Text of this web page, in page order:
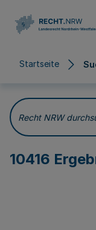
Startseite
Recht NRW
10416